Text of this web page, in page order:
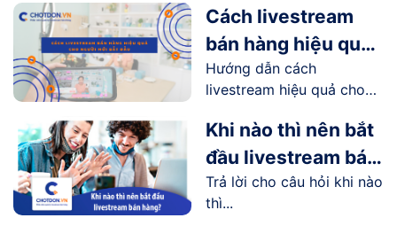
Cách livestream
bán hàng hiệu quả
cho người mới bắt
đầu
Hướng dẫn cách
livestream hiệu quả cho
Khi nào thì nên bắt
đầu livestream bán
hàng?
Trả lời cho câu hỏi khi nào
thì...